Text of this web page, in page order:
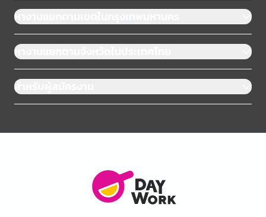
หางานแยกตามเขตในกรุงเทพมหานคร
หางานแยกตามจังหวัดในประเทศไทย
สำหรับผู้สมัครงาน